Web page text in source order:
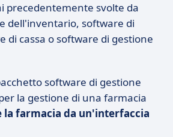
precedentemente svolte da
dell'inventario, software di
di cassa o software di gestione
software di gestione
la gestione di una farmacia
la farmacia da un'interfaccia